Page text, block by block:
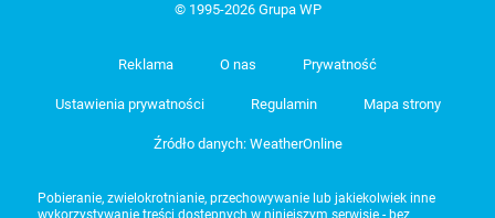
© 1995-2026 Grupa WP
Reklama O nas Prywatność
Ustawienia prywatności Regulamin Mapa strony
Źródło danych: WeatherOnline
Pobieranie, zwielokrotnianie, przechowywanie lub jakiekolwiek inne
wykorzystywanie treści dostępnych w niniejszym serwisie - bez